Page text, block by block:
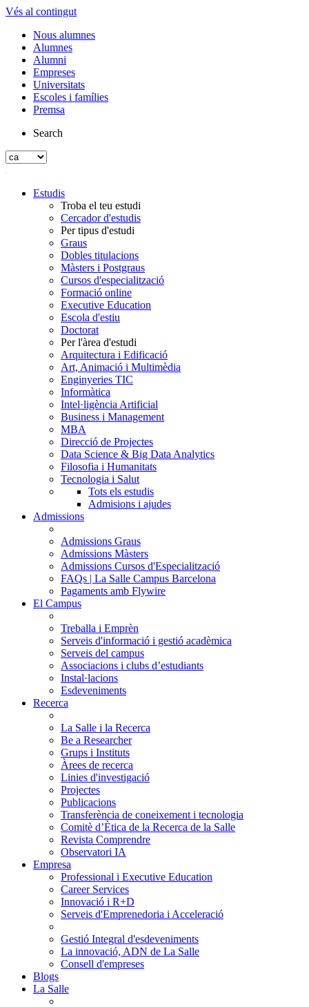
Vés al contingut
Nous alumnes
Alumnes
Alumni
Empreses
Universitats
Escoles i famílies
Premsa
Search
Estudis
Troba el teu estudi
Cercador d'estudis
Per tipus d'estudi
Graus
Dobles titulacions
Màsters i Postgraus
Cursos d'especialització
Formació online
Executive Education
Escola d'estiu
Doctorat
Per l'àrea d'estudi
Arquitectura i Edificació
Art, Animació i Multimèdia
Enginyeries TIC
Informàtica
Intel·ligència Artificial
Business i Management
MBA
Direcció de Projectes
Data Science & Big Data Analytics
Filosofia i Humanitats
Tecnologia i Salut
Tots els estudis
Admisions i ajudes
Admissions
Admissions Graus
Admissions Màsters
Admissions Cursos d'Especialització
FAQs | La Salle Campus Barcelona
Pagaments amb Flywire
El Campus
Treballa i Emprèn
Serveis d'informació i gestió acadèmica
Serveis del campus
Associacions i clubs d’estudiants
Instal·lacions
Esdeveniments
Recerca
La Salle i la Recerca
Be a Researcher
Grups i Instituts
Àrees de recerca
Linies d'investigació
Projectes
Publicacions
Transferència de coneixement i tecnologia
Comitè d’Ètica de la Recerca de la Salle
Revista Comprendre
Observatori IA
Empresa
Professional i Executive Education
Career Services
Innovació i R+D
Serveis d'Emprenedoria i Acceleració
Gestió Integral d'esdeveniments
La innovació, ADN de La Salle
Consell d'empreses
Blogs
La Salle